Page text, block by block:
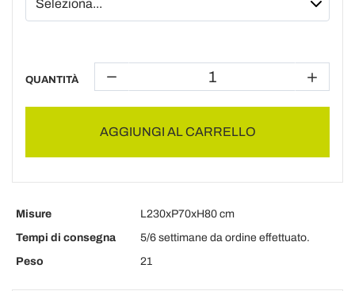
QUANTITÀ
AGGIUNGI AL CARRELLO
Misure
L230xP70xH80 cm
Tempi di consegna
5/6 settimane da ordine effettuato.
Peso
21